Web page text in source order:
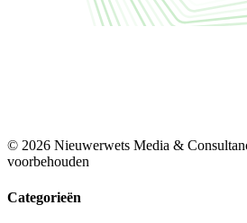
© 2026 Nieuwerwets Media &
voorbehouden
Categorieën